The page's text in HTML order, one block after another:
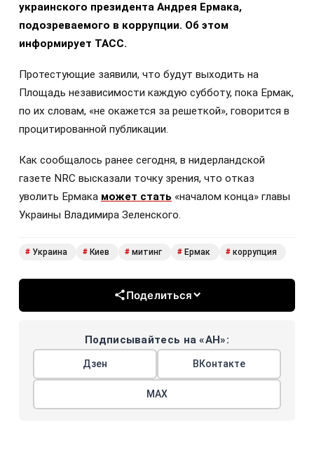
украинского президента Андрея Ермака,
подозреваемого в коррупции. Об этом
информирует ТАСС.
Протестующие заявили, что будут выходить на
Площадь независимости каждую субботу, пока Ермак,
по их словам, «не окажется за решеткой», говорится в
процитированной публикации.
Как сообщалось ранее сегодня, в нидерландской
газете NRC высказали точку зрения, что отказ
уволить Ермака может стать «началом конца» главы
Украины Владимира Зеленского.
# Украина # Киев # митинг # Ермак # коррупция
Поделиться
Подписывайтесь на «АН»:
Дзен ВКонтакте
МАХ